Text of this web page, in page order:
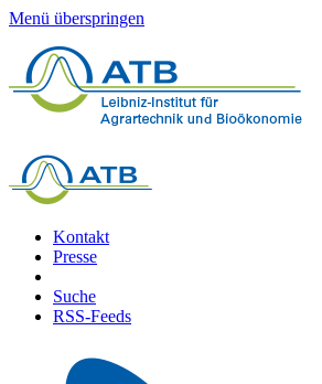
Menü überspringen
Kontakt
Presse
Suche
RSS-Feeds